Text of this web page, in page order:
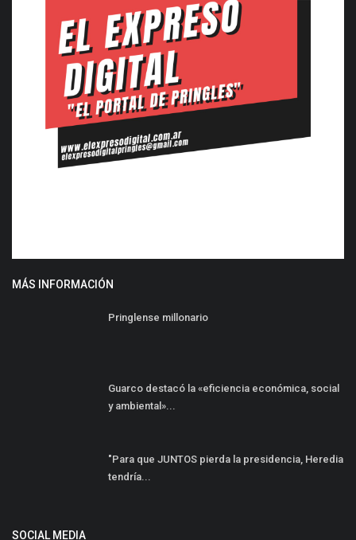
MÁS INFORMACIÓN
Pringlense millonario
Guarco destacó la «eficiencia económica, social
y ambiental»...
"Para que JUNTOS pierda la presidencia, Heredia
tendría...
SOCIAL MEDIA